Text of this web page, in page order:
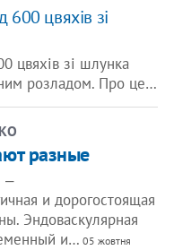
600 цвяхів зі
цвяхів зі шлунка
розладом. Про це…
разные
‒
и дорогостоящая
Эндоваскулярная
и… 05 жовтня